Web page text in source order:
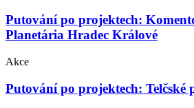
Putování po projektech:
Planetária Hradec Králové
Akce
Putování po projektech: Telčské